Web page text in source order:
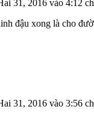
31, 2016 vào 4:12
đậu xong là cho
31, 2016 vào 3:56